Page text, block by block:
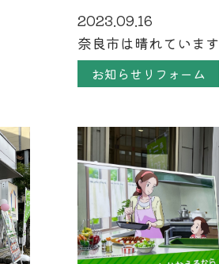
2023.09.16
奈良市は晴れています
お知らせリフォーム